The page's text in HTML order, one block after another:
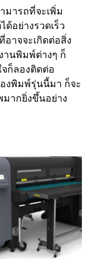
มารถที่จะเพิ่ม
อย่างรวดเร็ว
าจจะเกิดต่อสิ่ง
านพิมพ์ต่างๆ ก็
ก็ลองติดต่อ
องพิมพ์รุ่นนี้มา ก็จะ
ากยิ่งขึ้นอย่าง